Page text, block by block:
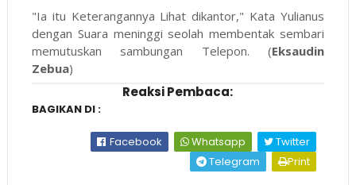
"Ia itu Keterangannya Lihat dikantor," Kata Yulianus
dengan Suara meninggi seolah membentak sembari
memutuskan sambungan Telepon. (Eksaudin
Zebua)
Reaksi Pembaca:
BAGIKAN DI :
Facebook Whatsapp
Twitter
Telegram
Print